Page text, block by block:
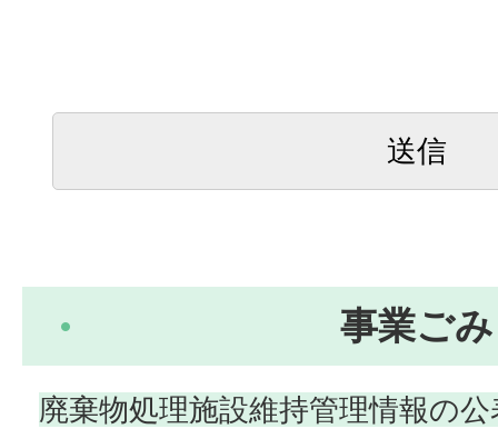
事業ごみ
廃棄物処理施設維持管理情報の